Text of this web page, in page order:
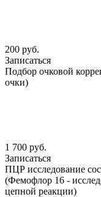
200 руб.
Записаться
Подбор очковой
очки)
1 700 руб.
Записаться
ПЦР исследование
(Фемофлор 16 -
цепной реакции)